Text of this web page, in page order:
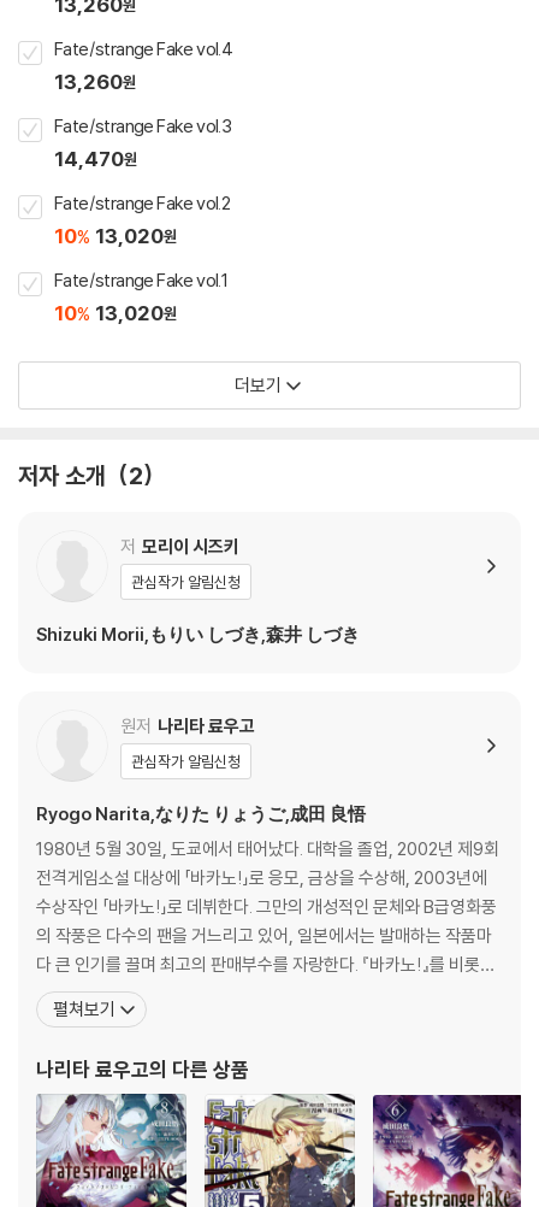
원
Fate/strange Fake vol.4
13,260원
Fate/strange Fake vol.3
14,470원
Fate/strange Fake vol.2
10% 13,020원
Fate/strange Fake vol.1
10% 13,020원
더보기
저자 소개 2
저 모리이 시즈키
관심작가 알림신청
Shizuki Morii,もりい しづき,森井 しづき
원저 나리타 료우고
관심작가 알림신청
Ryogo Narita,なりた りょうご,成田 良悟
1980년 5월 30일, 도쿄에서 태어났다. 대학을 졸업, 2002년 제9회
전격게임소설 대상에 「바카노!」로 응모, 금상을 수상해, 2003년에
수상작인 「바카노!」로 데뷔한다. 그만의 개성적인 문체와 B급영화풍
의 작풍은 다수의 팬을 거느리고 있어, 일본에서는 발매하는 작품마
다 큰 인기를 끌며 최고의 판매부수를 자랑한다. 『바카노!』를 비롯하
여 『바우와우!』『가루구루!』『듀라라라!!』『뱀프! 』『세계의 중심, 하리
야마 씨』 등을 펴냈다. 그의 대부분의 작품은 다양한 시점, 다양한 공
기 전개가 인상적이다. 20일
펼쳐보기
나리타 료우고의 다른 상품